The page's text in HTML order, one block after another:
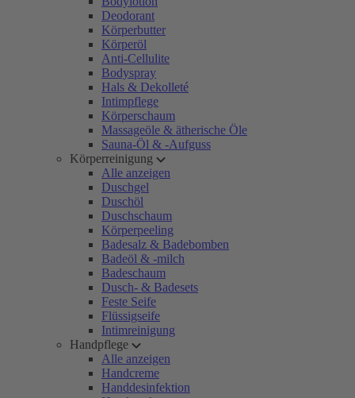
Deodorant
Körperbutter
Körperöl
Anti-Cellulite
Bodyspray
Hals & Dekolleté
Intimpflege
Körperschaum
Massageöle & ätherische Öle
Sauna-Öl & -Aufguss
Körperreinigung
Alle anzeigen
Duschgel
Duschöl
Duschschaum
Körperpeeling
Badesalz & Badebomben
Badeöl & -milch
Badeschaum
Dusch- & Badesets
Feste Seife
Flüssigseife
Intimreinigung
Handpflege
Alle anzeigen
Handcreme
Handdesinfektion